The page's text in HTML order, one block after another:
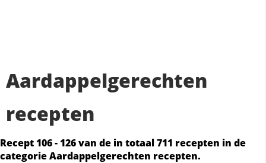
Aardappelgerechten
recepten
Recept 106 - 126 van de in totaal 711 recepten in de
categorie Aardappelgerechten recepten.